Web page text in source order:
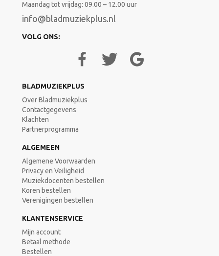
Maandag tot vrijdag: 09.00 – 12.00 uur
info@bladmuziekplus.nl
VOLG ONS:
BLADMUZIEKPLUS
Over Bladmuziekplus
Contactgegevens
Klachten
Partnerprogramma
ALGEMEEN
Algemene Voorwaarden
Privacy en Veiligheid
Muziekdocenten bestellen
Koren bestellen
Verenigingen bestellen
KLANTENSERVICE
Mijn account
Betaal methode
Bestellen